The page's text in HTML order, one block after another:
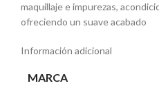
maquillaje e impurezas,
ofreciendo un suave acabado
Información adicional
MARCA